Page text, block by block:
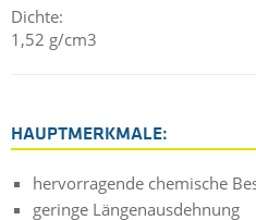
Für Anwendungen, die ein
erfordern, bieten wir unser
Dichte:
1,52 g/cm3
HAUPTMERKMALE:
hervorragende chemische
geringe Längenausdehnung